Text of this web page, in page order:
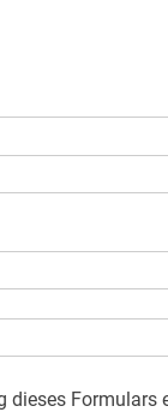
dieses Formulars